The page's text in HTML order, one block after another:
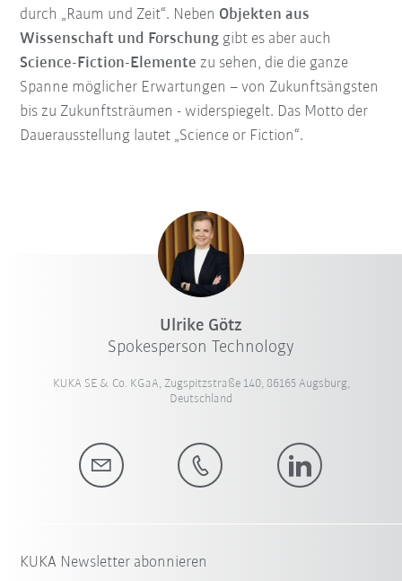
durch „Raum und Zeit“. Neben Objekten aus
Wissenschaft und Forschung gibt es aber auch
Science-Fiction-Elemente zu sehen, die die ganze
Spanne möglicher Erwartungen – von Zukunftsängsten
bis zu Zukunftsträumen - widerspiegelt. Das Motto der
Dauerausstellung lautet „Science or Fiction“.
Ulrike Götz
Spokesperson Technology
KUKA SE & Co. KGaA, Zugspitzstraße 140, 86165 Augsburg,
Deutschland
KUKA Newsletter abonnieren